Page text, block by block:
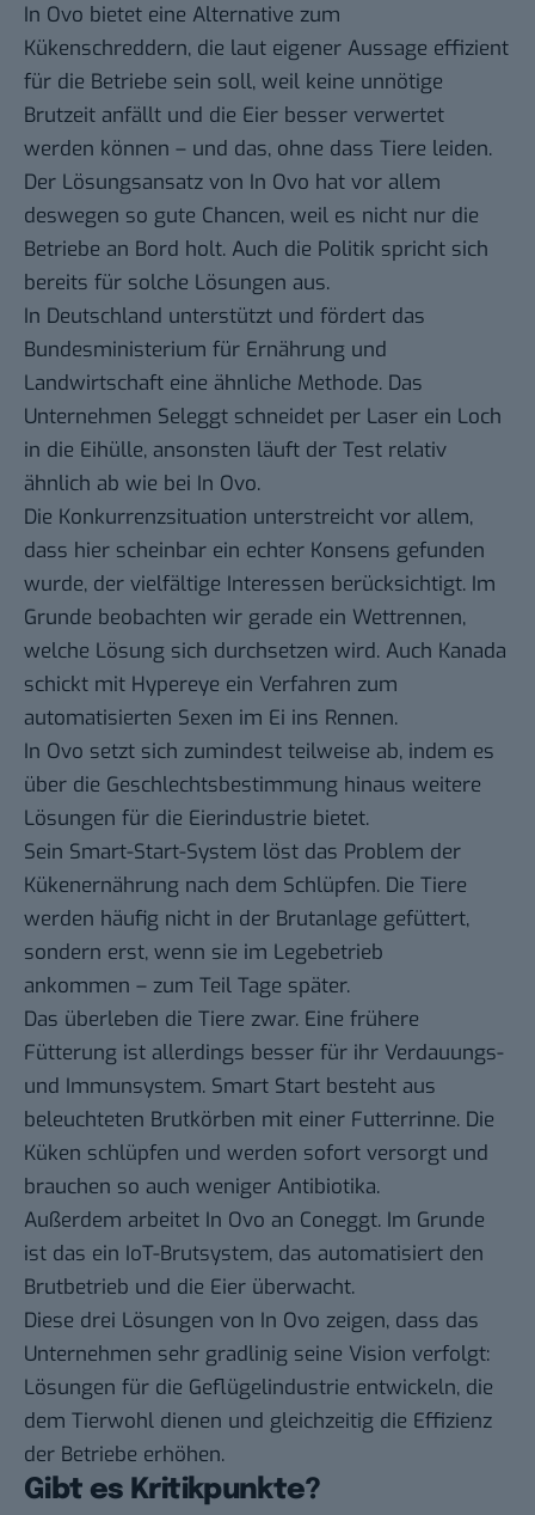
In Ovo bietet eine Alternative zum
Kükenschreddern, die laut eigener Aussage effizient
für die Betriebe sein soll, weil keine unnötige
Brutzeit anfällt und die Eier besser verwertet
werden können – und das, ohne dass Tiere leiden.
Der Lösungsansatz von In Ovo hat vor allem
deswegen so gute Chancen, weil es nicht nur die
Betriebe an Bord holt. Auch die Politik spricht sich
bereits für solche Lösungen aus.
In Deutschland unterstützt und fördert das
Bundesministerium für Ernährung und
Landwirtschaft eine ähnliche Methode. Das
Unternehmen Seleggt schneidet per Laser ein Loch
in die Eihülle, ansonsten läuft der Test relativ
ähnlich ab wie bei In Ovo.
Die Konkurrenzsituation unterstreicht vor allem,
dass hier scheinbar ein echter Konsens gefunden
wurde, der vielfältige Interessen berücksichtigt. Im
Grunde beobachten wir gerade ein Wettrennen,
welche Lösung sich durchsetzen wird. Auch Kanada
schickt mit Hypereye ein Verfahren zum
automatisierten Sexen im Ei ins Rennen.
In Ovo setzt sich zumindest teilweise ab, indem es
über die Geschlechtsbestimmung hinaus weitere
Lösungen für die Eierindustrie bietet.
Sein Smart-Start-System löst das Problem der
Kükenernährung nach dem Schlüpfen. Die Tiere
werden häufig nicht in der Brutanlage gefüttert,
sondern erst, wenn sie im Legebetrieb
ankommen – zum Teil Tage später.
Das überleben die Tiere zwar. Eine frühere
Fütterung ist allerdings besser für ihr Verdauungs-
und Immunsystem. Smart Start besteht aus
beleuchteten Brutkörben mit einer Futterrinne. Die
Küken schlüpfen und werden sofort versorgt und
brauchen so auch weniger Antibiotika.
Außerdem arbeitet In Ovo an Coneggt. Im Grunde
ist das ein IoT-Brutsystem, das automatisiert den
Brutbetrieb und die Eier überwacht.
Diese drei Lösungen von In Ovo zeigen, dass das
Unternehmen sehr gradlinig seine Vision verfolgt:
Lösungen für die Geflügelindustrie entwickeln, die
dem Tierwohl dienen und gleichzeitig die Effizienz
der Betriebe erhöhen.
Gibt es Kritikpunkte?